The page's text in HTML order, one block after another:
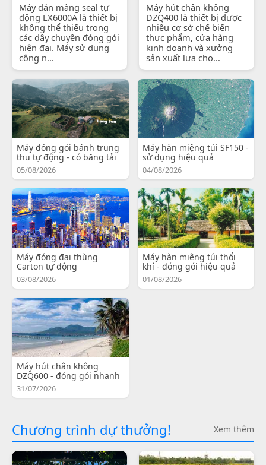
Máy dán màng seal tự
động LX6000A là thiết bị
không thể thiếu trong
các dây chuyền đóng gói
hiện đại. Máy sử dụng
công n...
Máy hút chân không
DZQ400 là thiết bị được
nhiều cơ sở chế biến
thực phẩm, cửa hàng
kinh doanh và xưởng
sản xuất lựa chọ...
Máy đóng gói bánh trung
thu tự động - có băng tải
05/08/2026
Máy hàn miệng túi SF150 -
sử dụng hiệu quả
04/08/2026
Máy đóng đai thùng
Carton tự động
03/08/2026
Máy hàn miệng túi thổi
khí - đóng gói hiệu quả
01/08/2026
Máy hút chân không
DZQ600 - đóng gói nhanh
31/07/2026
Chương trình dự thưởng! Xem thêm